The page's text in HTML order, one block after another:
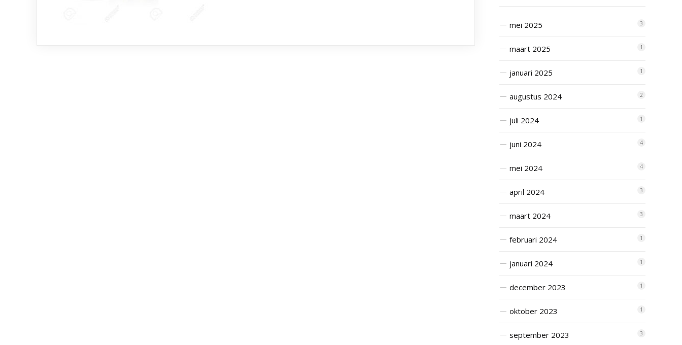
mei 2025 3
maart 2025 1
januari 2025 1
augustus 2024 2
juli 2024 1
juni 2024 4
mei 2024 4
april 2024 3
maart 2024 3
februari 2024 1
januari 2024 1
december 2023 1
oktober 2023 1
september 2023 3